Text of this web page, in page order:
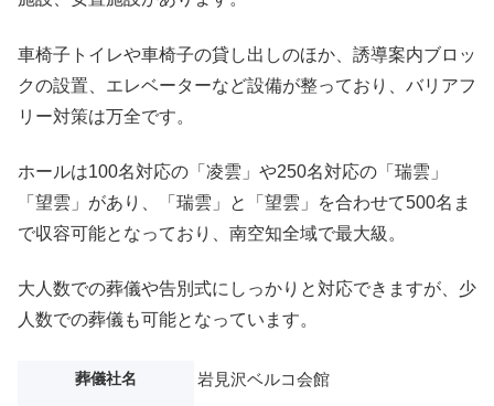
車椅子トイレや車椅子の貸し出しのほか、誘導案内ブロッ
クの設置、エレベーターなど設備が整っており、バリアフ
リー対策は万全です。
ホールは100名対応の「凌雲」や250名対応の「瑞雲」
「望雲」があり、「瑞雲」と「望雲」を合わせて500名ま
で収容可能となっており、南空知全域で最大級。
大人数での葬儀や告別式にしっかりと対応できますが、少
人数での葬儀も可能となっています。
葬儀社名 岩見沢ベルコ会館